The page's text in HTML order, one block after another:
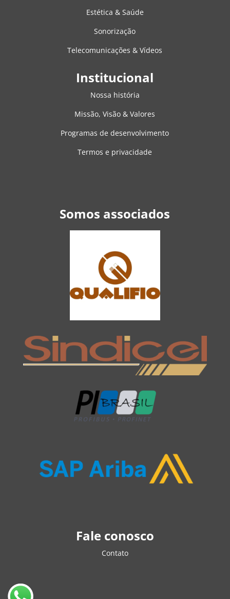
Estética & Saúde
Sonorização
Telecomunicações & Vídeos
Institucional
Nossa história
Missão, Visão & Valores
Programas de desenvolvimento
Termos e privacidade
Somos associados
Fale conosco
Contato